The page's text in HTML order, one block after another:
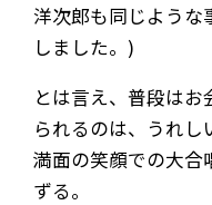
洋次郎も同じような
しました。)
とは言え、普段は
られるのは、うれし
満面の笑顔での大合
ずる。